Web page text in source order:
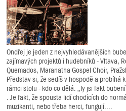
Ondřej je jeden z nejvyhledávanějších
zajímavých projektů i hudebníků - Vltava,
Quemados, Maranatha Gospel Choir,
Představ si, že sedíš v hospodě a probíhá
rámci stolu - kdo co dělá. „Ty jsi fakt
. Je fakt, že spousta lidí chodících do
muzikanti, nebo třeba herci, fungují....